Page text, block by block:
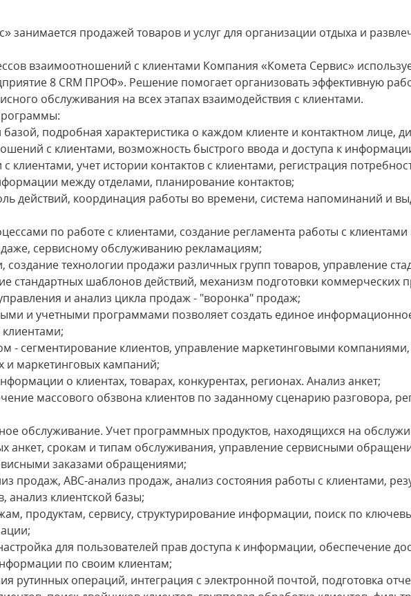
занимается продажей товаров и услуг для организации отдыха и
взаимоотношений с клиентами Компания «Комета Сервис»
8 CRM ПРОФ». Решение помогает организовать эффективную
обслуживания на всех этапах взаимодействия с клиентами.
подробная характеристика о каждом клиенте и контактном лице,
с клиентами, возможность быстрого ввода и доступа к
клиентами, учет истории контактов с клиентами, регистрация
между отделами, планирование контактов;
действий, координация работы во времени, система напоминаний и
по работе с клиентами, создание регламента работы с
сервисному обслуживанию рекламациям;
технологии продажи различных групп товаров, управление
стандартных шаблонов действий, механизм подготовки коммерческих
и анализ цикла продаж - "воронка" продаж;
и учетными программами позволяет создать единое
- сегментирование клиентов, управление маркетинговыми
и маркетинговых кампаний;
о клиентах, товарах, конкурентах, регионах. Анализ анкет;
массового обзвона клиентов по заданному сценарию разговора,
обслуживание. Учет программных продуктов, находящихся на
анкет, срокам и типам обслуживания, управление сервисными
заказами обращениями;
продаж, АВС-анализ продаж, анализ состояния работы с клиентами,
анализ клиентской базы;
продуктам, сервису, структурирование информации, поиск по
для пользователей прав доступа к информации, обеспечение
по своим клиентам;
рутинных операций, интеграция с электронной почтой, подготовка